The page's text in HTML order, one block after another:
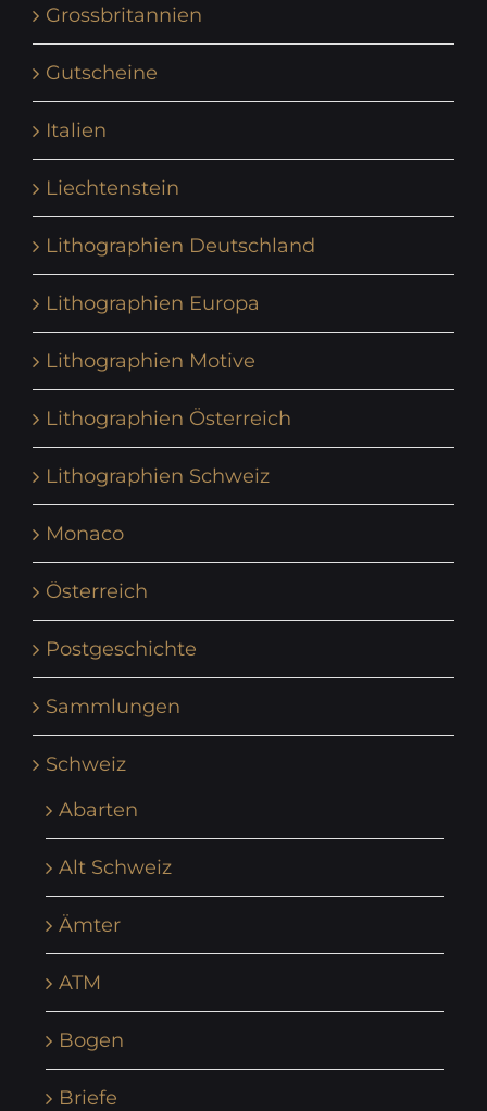
Grossbritannien
Gutscheine
Italien
Liechtenstein
Lithographien Deutschland
Lithographien Europa
Lithographien Motive
Lithographien Österreich
Lithographien Schweiz
Monaco
Österreich
Postgeschichte
Sammlungen
Schweiz
Abarten
Alt Schweiz
Ämter
ATM
Bogen
Briefe